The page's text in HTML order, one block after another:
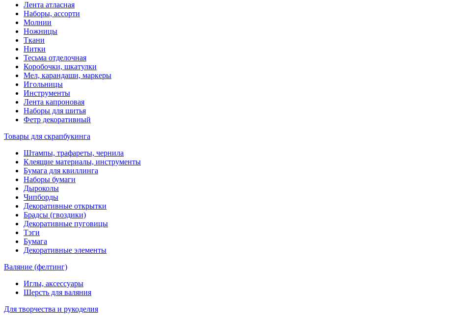
Лента атласная
Наборы, ассорти
Молнии
Ножницы
Ткани
Нитки
Тесьма отделочная
Коробочки, шкатулки
Мел, карандаши, маркеры
Игольницы
Инструменты
Лента капроновая
Наборы для шитья
Фетр декоративный
Товары для скрапбукинга
Штампы, трафареты, чернила
Клеящие материалы, инструменты
Бумага для квиллинга
Наборы бумаги
Дыроколы
Чипборды
Декоративные открытки
Брадсы (гвоздики)
Декоративные пуговицы
Тэги
Бумага
Декоративные элементы
Валяние (фелтинг)
Иглы, аксессуары
Шерсть для валяния
Для творчества и рукоделия